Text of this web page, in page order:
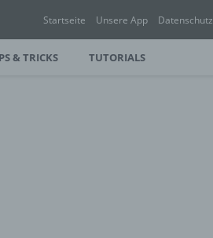
Startseite Unsere App Datenschutz
& TRICKS TUTORIALS